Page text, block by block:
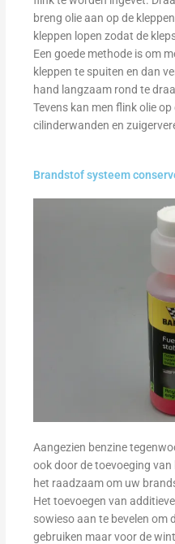
breng olie aan op de
kleppen lopen zodat de
Een goede methode is om
kleppen te spuiten en dan
hand langzaam rond te
Tevens kan men flink olie
cilinderwanden en
Brandstof systeem
Aangezien benzine
ook door de toevoeging
het raadzaam om uw
Het toevoegen van
sowieso aan te bevelen om
gebruiken maar voor de